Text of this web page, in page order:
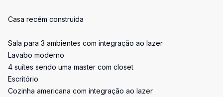
Casa recém construída
Sala para 3 ambientes com integração ao lazer
Lavabo moderno
4 suítes sendo uma master com closet
Escritório
Cozinha americana com integração ao lazer